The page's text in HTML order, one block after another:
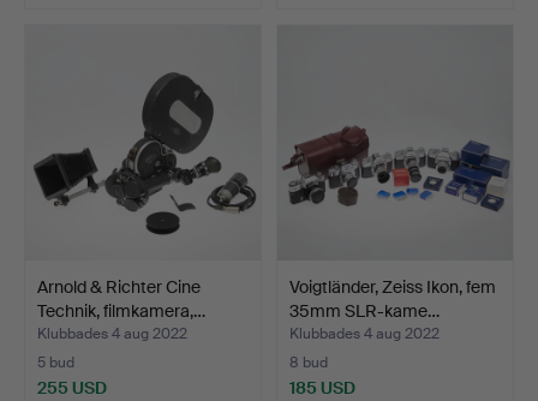
Arnold & Richter Cine
Technik, filmkamera,…
Klubbades 4 aug 2022
5 bud
255 USD
Voigtländer, Zeiss Ikon, fem
35mm SLR-kame…
Klubbades 4 aug 2022
8 bud
185 USD